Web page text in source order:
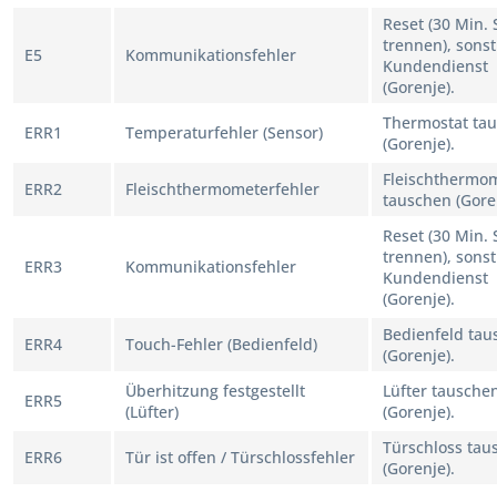
E5 Kommunikationsfehler
Reset (30 Min.
trennen), sonst
Kundendienst
(Gorenje).
ERR1 Temperaturfehler (Sensor)
Thermostat
(Gorenje).
ERR2 Fleischthermometerfehler
tauschen
ERR3 Kommunikationsfehler
Reset (30 Min.
trennen), sonst
Kundendienst
(Gorenje).
ERR4 Touch-Fehler (Bedienfeld)
Bedienfeld
(Gorenje).
ERR5
Überhitzung festgestellt
(Lüfter)
Lüfter
(Gorenje).
ERR6 Tür ist offen / Türschlossfehler
Türschloss
(Gorenje).